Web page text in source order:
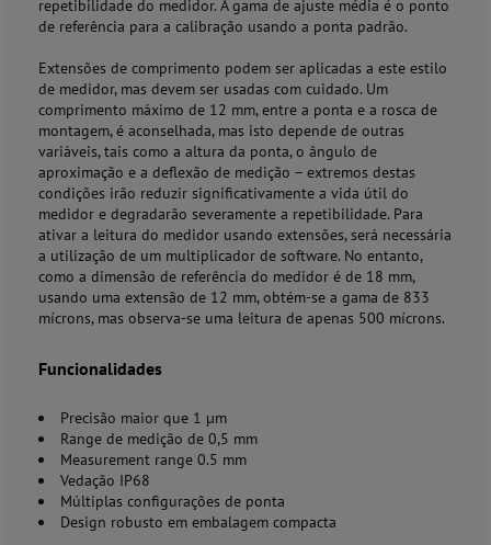
repetibilidade do medidor. A gama de ajuste média é o ponto
de referência para a calibração usando a ponta padrão.
Extensões de comprimento podem ser aplicadas a este estilo
de medidor, mas devem ser usadas com cuidado. Um
comprimento máximo de 12 mm, entre a ponta e a rosca de
montagem, é aconselhada, mas isto depende de outras
variáveis, tais como a altura da ponta, o ângulo de
aproximação e a deflexão de medição – extremos destas
condições irão reduzir significativamente a vida útil do
medidor e degradarão severamente a repetibilidade. Para
ativar a leitura do medidor usando extensões, será necessária
a utilização de um multiplicador de software. No entanto,
como a dimensão de referência do medidor é de 18 mm,
usando uma extensão de 12 mm, obtém-se a gama de 833
mícrons, mas observa-se uma leitura de apenas 500 mícrons.
Funcionalidades
Precisão maior que 1 µm
Range de medição de 0,5 mm
Measurement range 0.5 mm
Vedação IP68
Múltiplas configurações de ponta
Design robusto em embalagem compacta